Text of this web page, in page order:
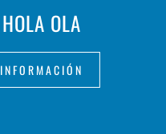
HOLA OLA
INFORMACIÓN